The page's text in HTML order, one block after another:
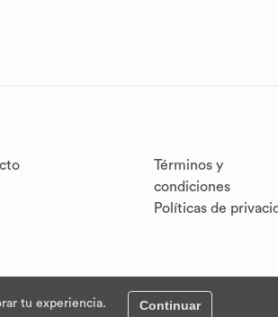
tu experiencia. Continuar
Términos y
condiciones
Políticas de